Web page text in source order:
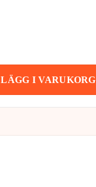
LÄGG I VARUKORG